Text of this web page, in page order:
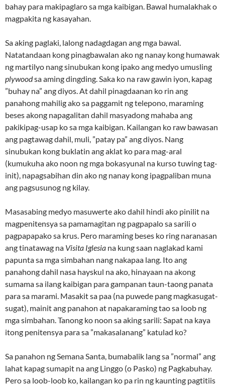
bahay para makipaglaro sa mga kaibigan. Bawal humalakhak o
magpakita ng kasayahan.
Sa aking paglaki, lalong nadagdagan ang mga bawal.
Natatandaan kong pinagbawalan ako ng nanay kong humawak
ng martilyo nang sinubukan kong ipako ang medyo umusling
plywoodsa aming dingding. Saka ko na raw gawin iyon, kapag
”buhay na” ang diyos. At dahil pinagdaanan ko rin ang
panahong mahilig ako sa paggamit ng telepono, maraming
beses akong napagalitan dahil masyadong mahaba ang
pakikipag-usap ko sa mga kaibigan. Kailangan ko raw bawasan
ang pagtawag dahil, muli, ”patay pa” ang diyos. Nang
sinubukan kong buklatin ang aklat ko para mag-aral
(kumukuha ako noon ng mga bokasyunal na kurso tuwing tag-
init), napagsabihan din ako ng nanay kong ipagpaliban muna
ang pagsusunog ng kilay.
Masasabing medyo masuwerte ako dahil hindi ako pinilit na
magpenitensya sa pamamagitan ng pagpapalo sa sarili o
pagpapapako sa krus. Pero maraming beses ko ring naranasan
ang tinatawag na Visita Iglesia na kung saan naglakad kami
papunta sa mga simbahan nang nakapaa lang. Ito ang
panahong dahil nasa hayskul na ako, hinayaan na akong
sumama sa ilang kaibigan para gampanan taun-taong panata
para sa marami. Masakit sa paa (na puwede pang magkasugat-
sugat), mainit ang panahon at napakaraming tao sa loob ng
mga simbahan. Tanong ko noon sa aking sarili: Sapat na kaya
itong penitensya para sa ”makasalanang” katulad ko?
Sa panahon ng Semana Santa, bumabalik lang sa ”normal” ang
lahat kapag sumapit na ang Linggo (o Pasko) ng Pagkabuhay.
Pero sa loob-loob ko, kailangan ko pa rin ng kaunting pagtitiis